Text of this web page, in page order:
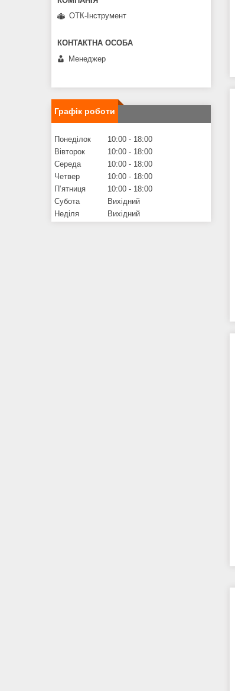
ОТК-Інструмент
Менеджер
Графік роботи
Понеділок 10:00
18:00
Вівторок
10:00
18:00
Середа
10:00
18:00
Четвер
10:00
18:00
Пʼятниця
10:00
18:00
Субота
Вихідний
Неділя
Вихідний